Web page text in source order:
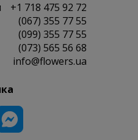
+1 718 475 92 72
(067) 355 77 55
(099) 355 77 55
(073) 565 56 68
info@flowers.ua